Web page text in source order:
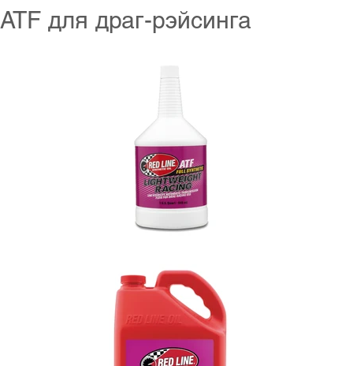
ATF для драг-рэйсинга